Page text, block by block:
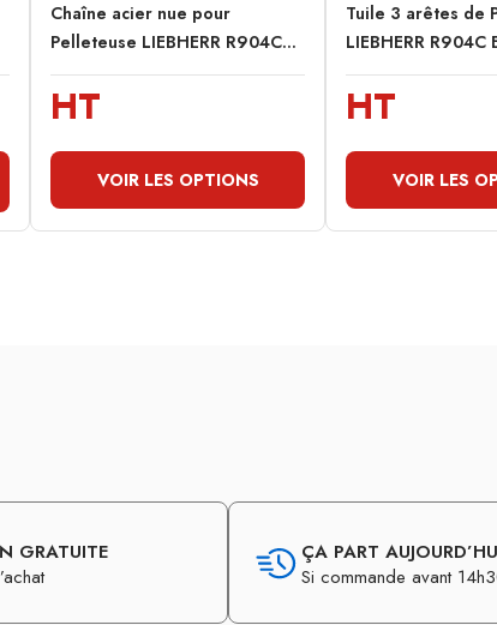
Chaîne acier nue pour
Pelleteuse LIEBHERR R904C...
HT
VOIR LES OPTIONS
Tuile 3 arêtes de
LIEBHERR R904C
HT
VOIR LES
GRATUITE
ÇA PART
Si commande avant